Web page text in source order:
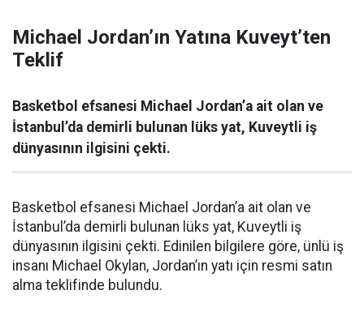
Michael Jordan’ın Yatına Kuveyt’ten
Teklif
Basketbol efsanesi Michael Jordan’a ait olan ve
İstanbul’da demirli bulunan lüks yat, Kuveytli iş
dünyasının ilgisini çekti.
Basketbol efsanesi Michael Jordan’a ait olan ve
İstanbul’da demirli bulunan lüks yat, Kuveytli iş
dünyasının ilgisini çekti. Edinilen bilgilere göre, ünlü iş
insanı Michael Okylan, Jordan’ın yatı için resmi satın
alma teklifinde bulundu.